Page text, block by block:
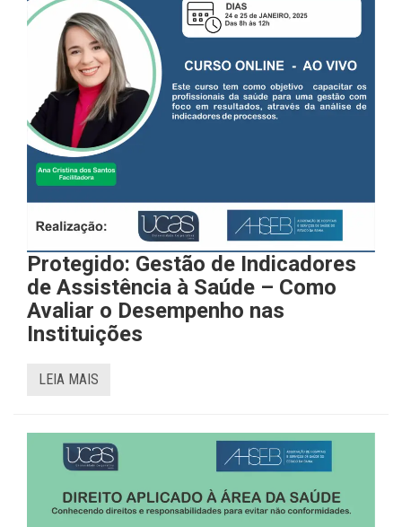
Protegido: Gestão de Indicadores
de Assistência à Saúde – Como
Avaliar o Desempenho nas
Instituições
LEIA MAIS